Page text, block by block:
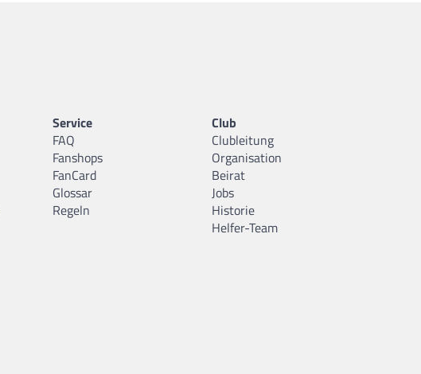
Service
FAQ
Fanshops
FanCard
Glossar
Regeln
Club
Clubleitung
Organisation
Beirat
Jobs
Historie
Helfer-Team